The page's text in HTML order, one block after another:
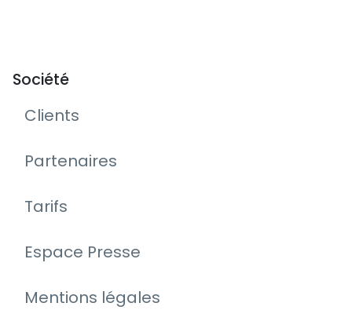
Société
Clients
Partenaires
Tarifs
Espace Presse
Mentions légales